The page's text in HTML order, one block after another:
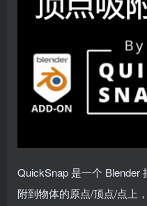
QuickSnap 是一个 Blender
附到物体的原点/顶点/点上